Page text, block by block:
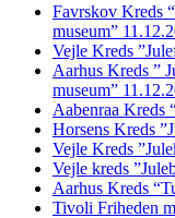
Favrskov Kreds
museum”
Vejle Kreds
Aarhus Kreds ”
museum”
Aabenraa Kreds
Horsens Kreds
Vejle Kreds
Vejle kreds
Aarhus Kreds
Tivoli Friheden